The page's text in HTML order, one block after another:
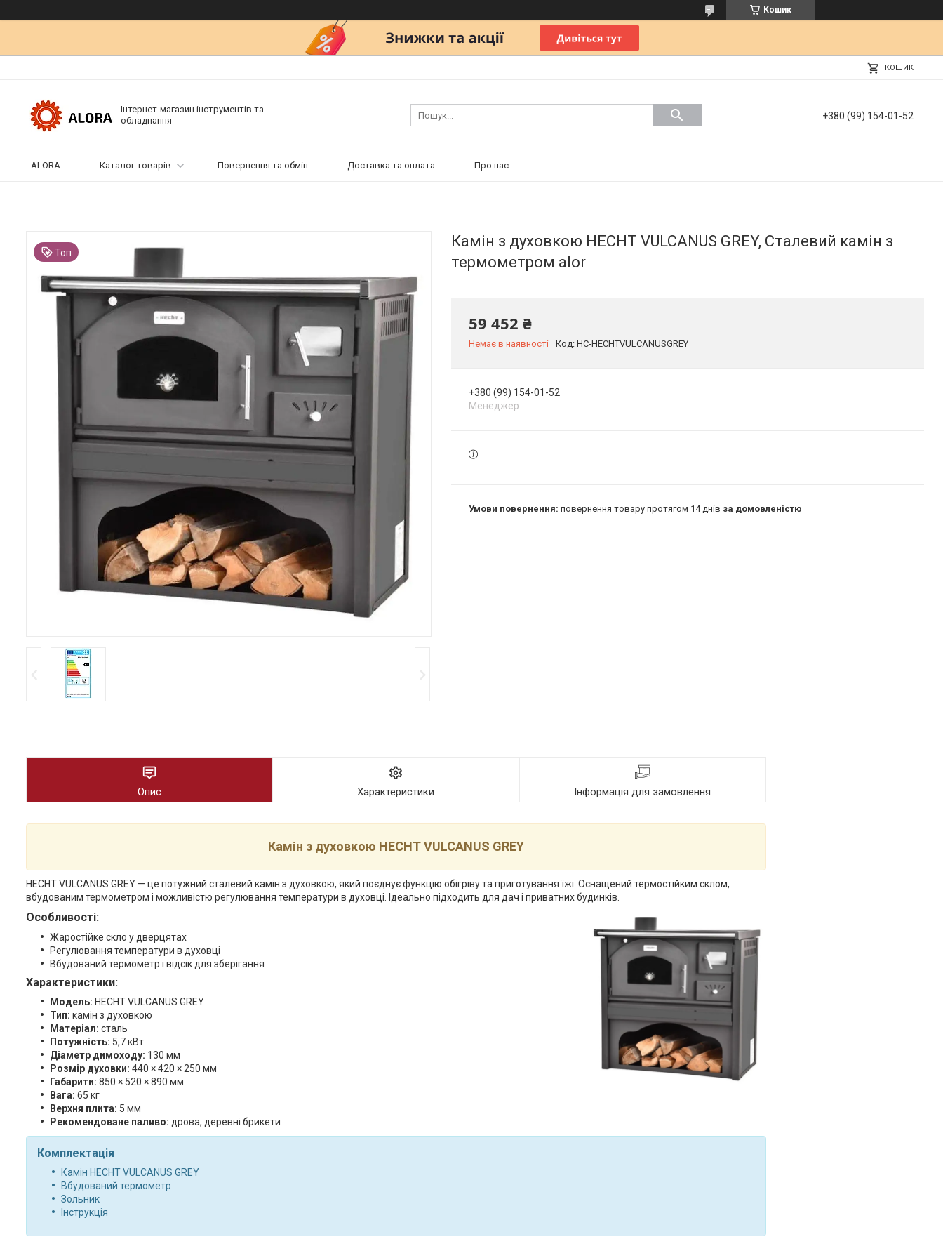
Кошик
КОШИК
Інтернет-магазин інструментів та
обладнання
+380 (99) 154-01-52
ALORA Каталог товарів Повернення та обмін Доставка та оплата Про нас
Топ
Камін з духовкою HECHT VULCANUS GREY, Сталевий камін з
термометром alor
59 452 ₴
Немає в наявності Код: HC-HECHTVULCANUSGREY
+380 (99) 154-01-52
Менеджер
повернення товару протягом 14 днів за домовленістю
Опис Характеристики Інформація для замовлення
Камін з духовкою HECHT VULCANUS GREY
HECHT VULCANUS GREY — це потужний сталевий камін з духовкою, який поєднує функцію обігріву та приготування їжі. Оснащений термостійким склом,
вбудованим термометром і можливістю регулювання температури в духовці. Ідеально підходить для дач і приватних будинків.
Особливості:
Жаростійке скло у дверцятах
Регулювання температури в духовці
Вбудований термометр і відсік для зберігання
Характеристики:
Модель: HECHT VULCANUS GREY
Тип: камін з духовкою
Матеріал: сталь
Потужність: 5,7 кВт
Діаметр димоходу: 130 мм
Розмір духовки: 440 × 420 × 250 мм
Габарити: 850 × 520 × 890 мм
Вага: 65 кг
Верхня плита: 5 мм
Рекомендоване паливо: дрова, деревні брикети
Комплектація
Камін HECHT VULCANUS GREY
Вбудований термометр
Зольник
Інструкція